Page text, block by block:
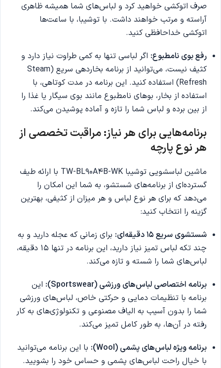
صرف اتوکشی خواهید کرد و لباس‌های شما همیشه ظاهری
آراسته و مرتب خواهند داشت. با توشیبا، با ساعت‌ها
اتوکشی خداحافظی کنید.
رفع بوی نامطبوع: اگر لباسی تنها به کمی طراوت نیاز دارد و
کثیف نیست، می‌توانید از برنامه بخاردهی سریع (Steam
Refresh) استفاده کنید. این برنامه در مدت کوتاهی، با
استفاده از بخار، بوهای نامطبوع مانند بوی سیگار یا غذا را
از بین برده و لباس شما را تازه و آماده پوشیدن می‌کند.
برنامه‌هایی برای هر نیاز: مراقبت تخصصی از
هر نوع پارچه
ماشین لباسشویی توشیبا TW-BL90A4B-WK با ارائه طیف
گسترده‌ای از برنامه‌های شستشو، به شما این امکان را
می‌دهد که برای هر نوع لباس و هر میزان از کثیفی، بهترین
گزینه را انتخاب کنید:
شستشوی سریع 15 دقیقه‌ای:
برای زمانی که عجله دارید و به
چند تکه لباس تمیز نیاز دارید، این برنامه در تنها 15 دقیقه،
لباس‌های شما را شسته و تازه می‌کند.
برنامه اختصاصی لباس‌های ورزشی (Sportswear):
این
برنامه با تنظیمات دمایی و حرکتی خاص، لباس‌های ورزشی
شما را بدون آسیب به الیاف مصنوعی و تکنولوژی‌های به کار
رفته در آن‌ها، به طور کامل تمیز می‌کند.
برنامه ویژه لباس‌های پشمی (Wool):
با این برنامه می‌توانید
با خیال راحت لباس‌های پشمی و حساس خود را بشویید.